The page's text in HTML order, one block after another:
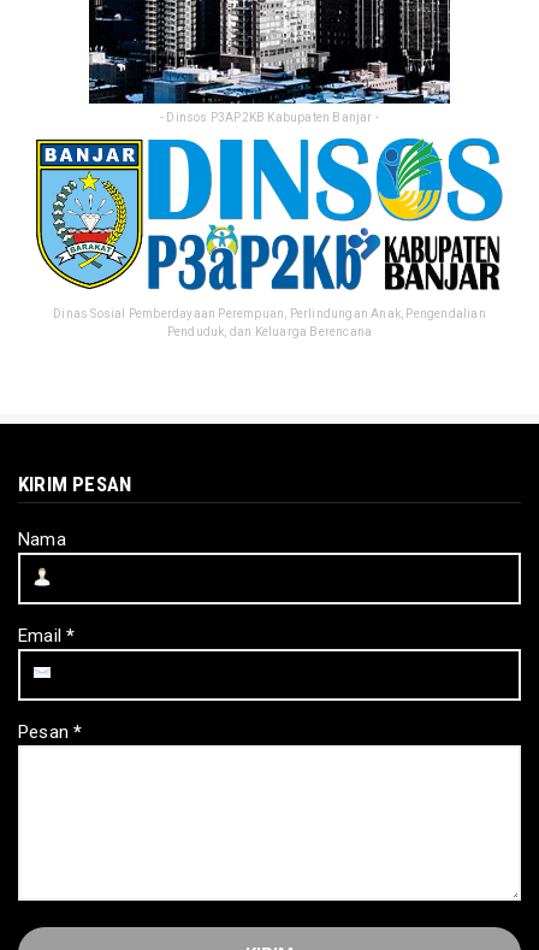
- Dinsos P3AP2KB Kabupaten Banjar -
Dinas Sosial Pemberdayaan Perempuan, Perlindungan Anak, Pengendalian
Penduduk, dan Keluarga Berencana
KIRIM PESAN
Nama
Email*
Pesan*